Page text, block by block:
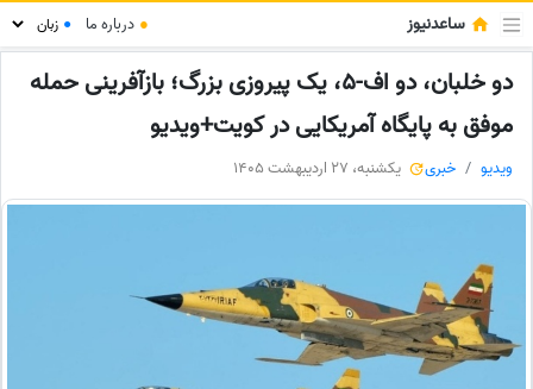
ساعدنیوز ● درباره ما ●
دو خلبان، دو اف-5، یک پیروزی بزرگ؛ بازآفرینی حمله
موفق به پایگاه آمریکایی در کویت+ویدیو
ویدیو خبری یکشنبه، 27 اردیبهشت 1405